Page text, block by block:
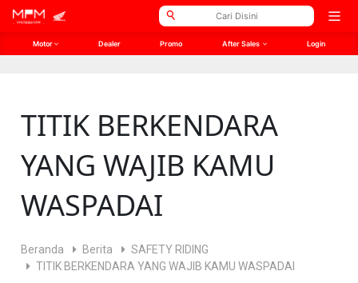
// Open Graph Meta // Twitter Meta
Open
Motor Dealer Promo After Sales Login
TITIK BERKENDARA
YANG WAJIB KAMU
WASPADAI
Beranda Berita
SAFETY RIDING
TITIK BERKENDARA YANG WAJIB KAMU WASPADAI